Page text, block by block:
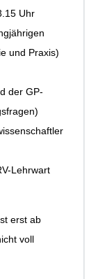
Uhr
und Praxis)
der GP-
Lehrwart
erst ab
voll